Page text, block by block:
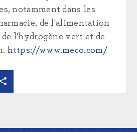
notamment dans les
de l'alimentation
de l'hydrogène vert et de
https://www.meco.com/